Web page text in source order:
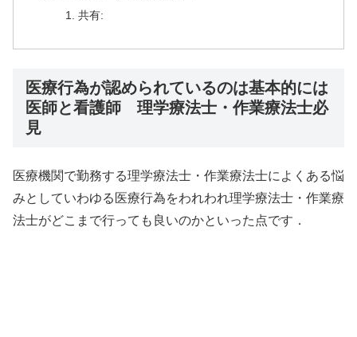
共有:
医療行為が認められているのは基本的には
医師と看護師 理学療法士・作業療法士必
見
医療機関で勤務する理学療法士・作業療法士によくある悩
みとしていわゆる医療行為をわれわれ理学療法士・作業療
法士がどこまで行っても良いのかといった点です．